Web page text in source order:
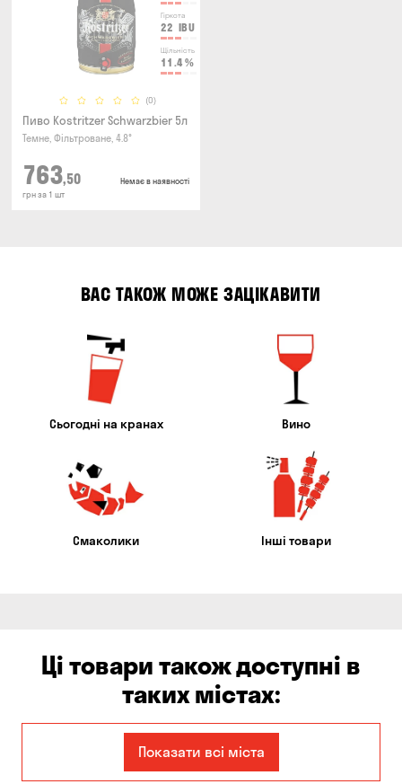
Гіркота
22 IBU
Щільність
11.4 %
(0)
Пиво Kostritzer Schwarzbier 5л
Темне, Фільтроване, 4.8°
763,50
грн за 1 шт
Немає в наявності
ВАС ТАКОЖ МОЖЕ ЗАЦІКАВИТИ
Сьогодні на кранах Вино
Смаколики Інші товари
Ці товари також доступні в
таких містах:
ЄлизаветівкаПоказати всі міста